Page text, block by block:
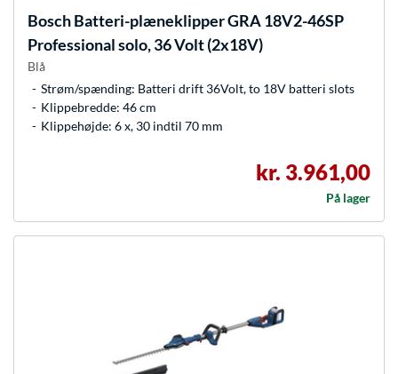
BoschBatteri-plæneklipper GRA 18V2-46SP
Professional solo, 36 Volt (2x18V)
Blå
Strøm/spænding: Batteri drift 36Volt, to 18V batteri slots
Klippebredde: 46 cm
Klippehøjde: 6 x, 30 indtil 70 mm
kr. 3.961,00
På lager